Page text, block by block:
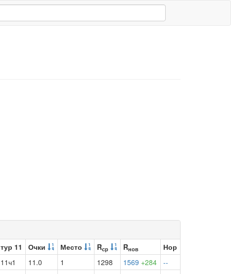
тур 11 Очки Место Rср Rнов
Нор
11ч1 11.0 1 1298 1569 +284
--